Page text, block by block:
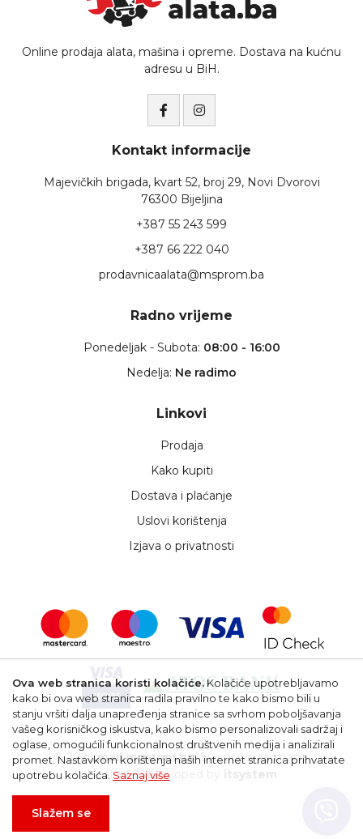
Online prodaja alata, mašina i opreme. Dostava na kućnu
adresu u BiH.
Kontakt informacije
Majevičkih brigada, kvart 52, broj 29, Novi Dvorovi
76300 Bijeljina
+387 55 243 599
+387 66 222 040
prodavnicaalata@msprom.ba
Radno vrijeme
Ponedeljak - Subota: 08:00 - 16:00
Nedelja: Ne radimo
Linkovi
Prodaja
Kako kupiti
Dostava i plaćanje
Uslovi korištenja
Izjava o privatnosti
© 2026mail.msprom.ba. Sva prava zadržana.
Hosted & developed by
Ova web stranica koristi kolačiće. Kolačiće upotrebljavamo
kako bi ova web stranica radila pravilno te kako bismo bili u
stanju vršiti dalja unapređenja stranice sa svrhom poboljšavanja
vašeg korisničkog iskustva, kako bismo personalizovali sadržaj i
oglase, omogućili funkcionalnost društvenih medija i analizirali
promet. Nastavkom korištenja naših internet stranica prihvatate
upotrebu kolačića. Saznaj više
Slažem se